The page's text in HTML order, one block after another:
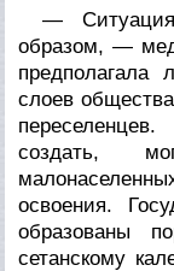
—
образом, —
предполагала
слоев
создать,
освоения.
образованы
сетанскому